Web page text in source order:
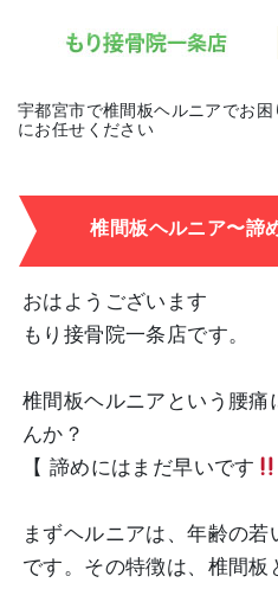
宇都宮市で椎間板ヘルニアでお困
にお任せください
椎間板ヘルニア〜諦
おはようございます
もり接骨院一条店です。
椎間板ヘルニアという腰
んか？
【 諦めにはまだ早いです
まずヘルニアは、年齢の
です。その特徴は、椎間板